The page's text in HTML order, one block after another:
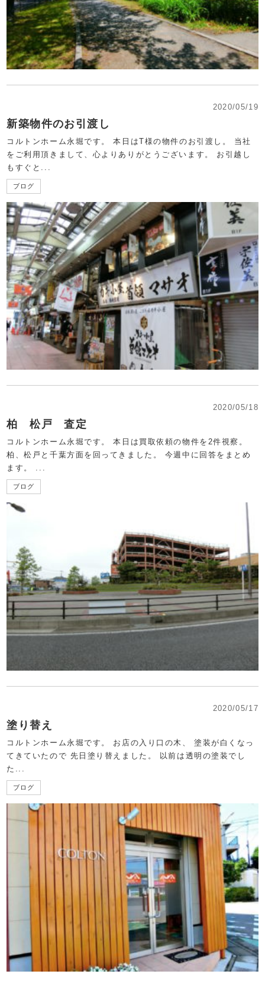
2020/05/19
新築物件のお引渡し
コルトンホーム永堀です。 本日はT様の物件のお引渡し。 当社
をご利用頂きまして、心よりありがとうございます。 お引越し
もすぐと...
ブログ
2020/05/18
柏 松戸 査定
コルトンホーム永堀です。 本日は買取依頼の物件を2件視察。
柏、松戸と千葉方面を回ってきました。 今週中に回答をまとめ
ます。 ...
ブログ
2020/05/17
塗り替え
コルトンホーム永堀です。 お店の入り口の木、 塗装が白くなっ
てきていたので 先日塗り替えました。 以前は透明の塗装でし
た...
ブログ